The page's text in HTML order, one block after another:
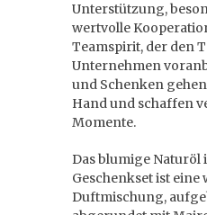
Unterstützung,
wertvolle
Teamspirit, der den
Unternehmen
und Schenken
Hand und schaffen
Momente.
Das blumige Naturöl
Geschenkset ist
Duftmischung,